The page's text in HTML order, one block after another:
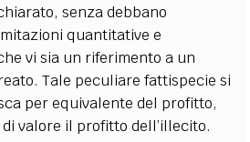
senza debbano
quantitative e
vi sia un riferimento a un
Tale peculiare fattispecie si
per equivalente del profitto,
valore il profitto dell’illecito.